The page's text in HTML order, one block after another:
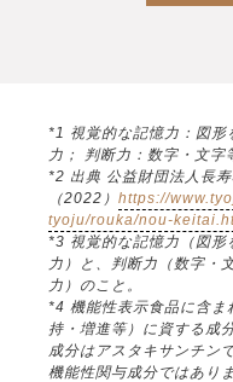
*1 視覚的な記憶力：図形
力； 判断力：数字・文字
*2 出典 公益財団法人長
（2022） https://
tyoju/rouka/nou-
*3 視覚的な記憶力（図形
力）と、判断力（数字・
力）のこと。
*4 機能性表示食品に含ま
持・増進等）に資する成
成分はアスタキサンチン
機能性関与成分ではあり